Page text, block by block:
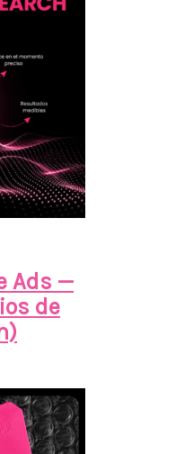
Ads —
de